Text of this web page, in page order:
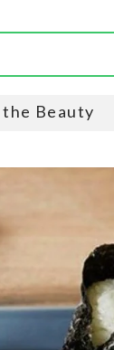
the Beauty